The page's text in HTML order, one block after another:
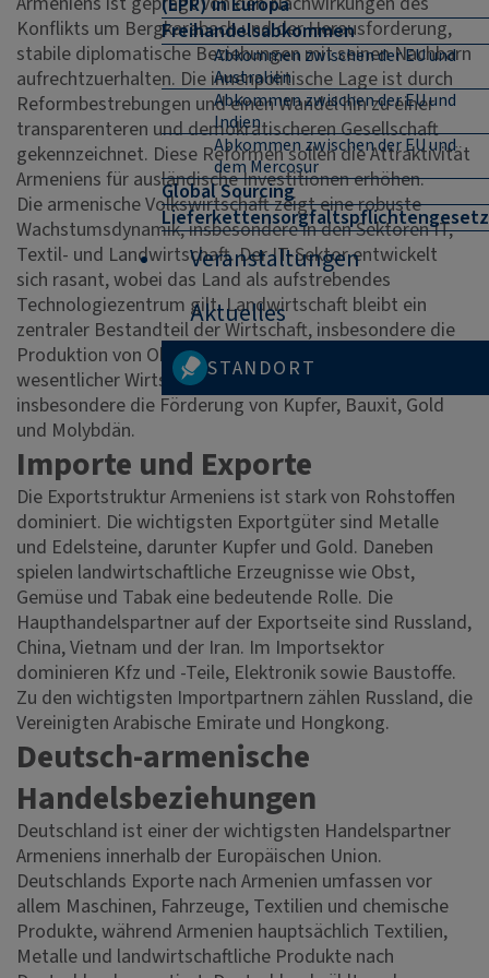
Freihandelsabkommen
Abkommen zwischen der EU und
Australien
Abkommen zwischen der EU und
Indien
Abkommen zwischen der EU und
dem Mercosur
Global Sourcing
Lieferkettensorgfaltspflichtengesetz
Veranstaltungen
Aktuelles
STANDORT
Konflikts um Bergkarabach und der Herausforderung,
stabile diplomatische Beziehungen mit seinen Nachbarn
aufrechtzuerhalten. Die innenpolitische Lage ist durch
Reformbestrebungen und einen Wandel hin zu einer
transparenteren und demokratischeren Gesellschaft
gekennzeichnet. Diese Reformen sollen die Attraktivität
Armeniens für ausländische Investitionen erhöhen.
Die armenische Volkswirtschaft zeigt eine robuste
Wachstumsdynamik, insbesondere in den Sektoren IT,
Textil- und Landwirtschaft. Der IT-Sektor entwickelt
sich rasant, wobei das Land als aufstrebendes
Technologiezentrum gilt. Landwirtschaft bleibt ein
zentraler Bestandteil der Wirtschaft, insbesondere die
Produktion von Obst, Gemüse und Tabak. Ein
wesentlicher Wirtschaftszweig ist auch der Bergbau,
insbesondere die Förderung von Kupfer, Bauxit, Gold
und Molybdän.
Importe und Exporte
Die Exportstruktur Armeniens ist stark von Rohstoffen
dominiert. Die wichtigsten Exportgüter sind Metalle
und Edelsteine, darunter Kupfer und Gold. Daneben
spielen landwirtschaftliche Erzeugnisse wie Obst,
Gemüse und Tabak eine bedeutende Rolle. Die
Haupthandelspartner auf der Exportseite sind Russland,
China, Vietnam und der Iran. Im Importsektor
dominieren Kfz und -Teile, Elektronik sowie Baustoffe.
Zu den wichtigsten Importpartnern zählen Russland, die
Vereinigten Arabische Emirate und Hongkong.
Deutsch-armenische
Handelsbeziehungen
Deutschland ist einer der wichtigsten Handelspartner
Armeniens innerhalb der Europäischen Union.
Deutschlands Exporte nach Armenien umfassen vor
allem Maschinen, Fahrzeuge, Textilien und chemische
Produkte, während Armenien hauptsächlich Textilien,
Metalle und landwirtschaftliche Produkte nach